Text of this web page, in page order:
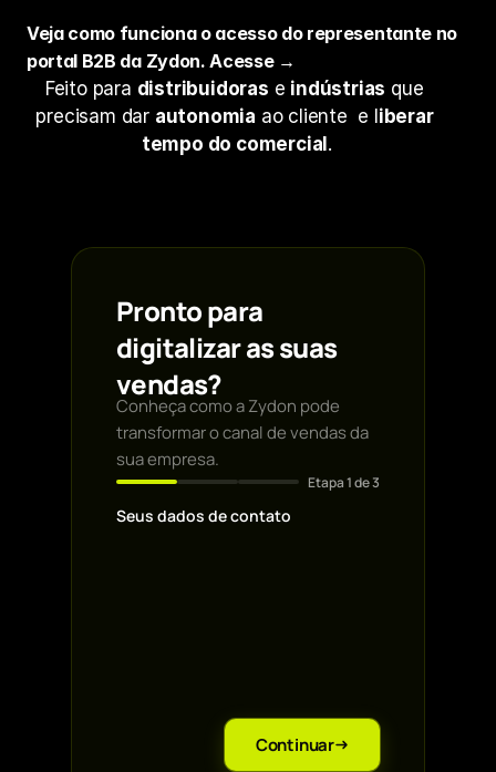
Veja como funciona o acesso do representante no
portal B2B da Zydon. Acesse →
Feito para distribuidoras e indústrias que
precisam dar autonomia ao cliente  e liberar
tempo do comercial.
Pronto para
digitalizar as suas
vendas?
Conheça como a Zydon pode
transformar o canal de vendas da
sua empresa.
Etapa1de 3
Seus dados de contato
Continuar